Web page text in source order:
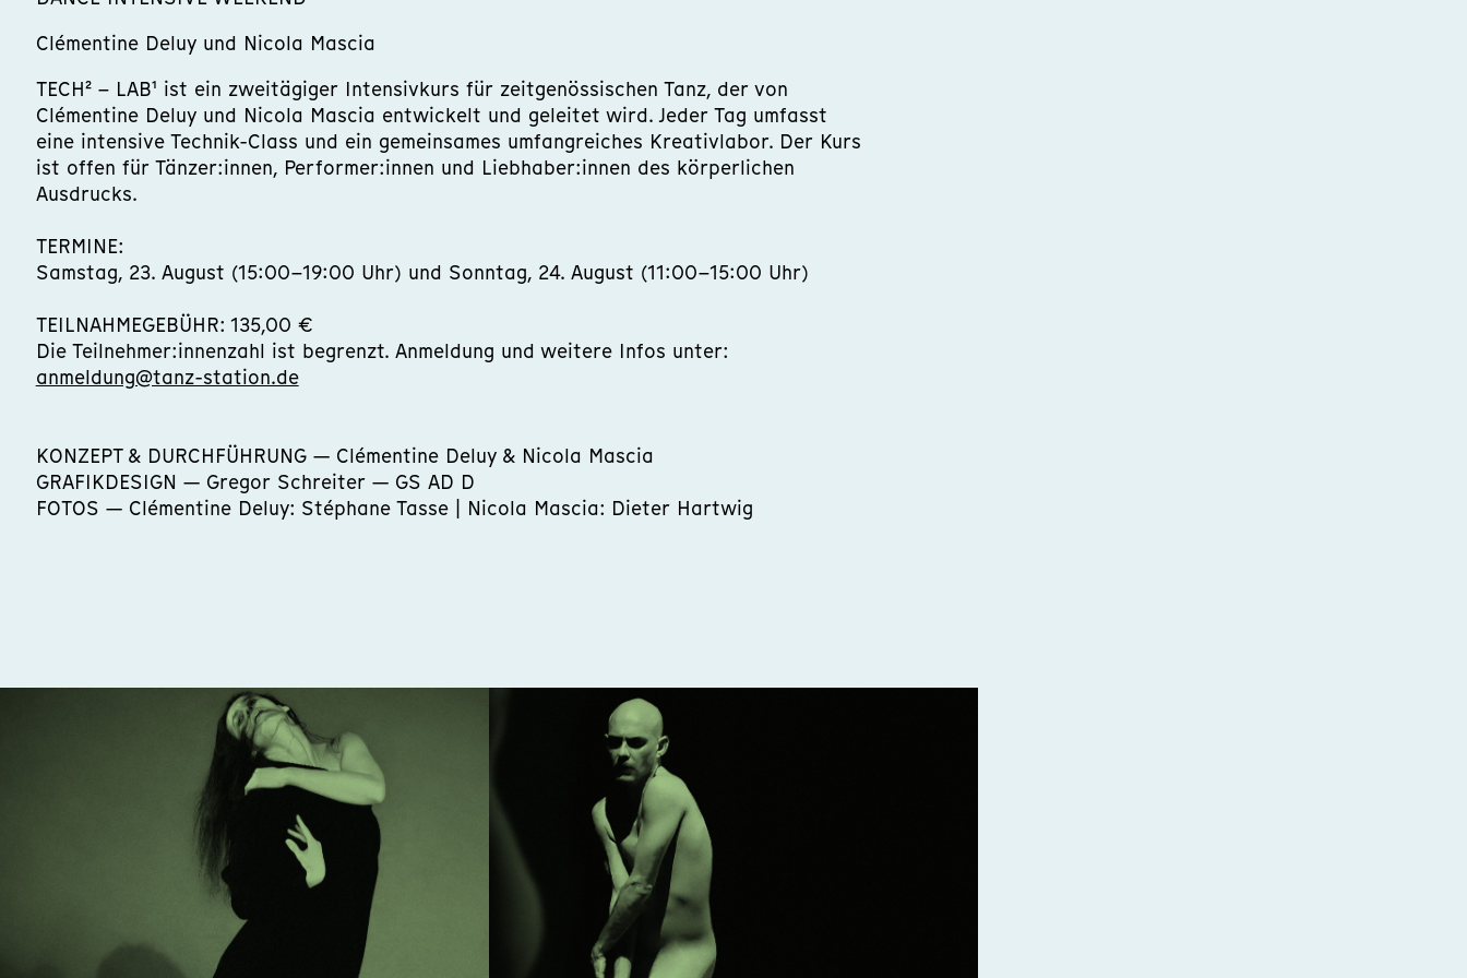
Clémentine Deluy und Nicola Mascia
TECH² – LAB¹ ist ein zweitägiger Intensivkurs für zeitgenössischen Tanz, der von
Clémentine Deluy und Nicola Mascia entwickelt und geleitet wird. Jeder Tag umfasst
eine intensive Technik-Class und ein gemeinsames umfangreiches Kreativlabor. Der Kurs
ist offen für Tänzer:innen, Performer:innen und Liebhaber:innen des körperlichen
Ausdrucks.
TERMINE:
Samstag, 23. August (15:00–19:00 Uhr) und Sonntag, 24. August (11:00–15:00 Uhr)
TEILNAHMEGEBÜHR: 135,00 €
Die Teilnehmer:innenzahl ist begrenzt. Anmeldung und weitere Infos unter:
anmeldung@tanz-station.de
KONZEPT & DURCHFÜHRUNG — Clémentine Deluy & Nicola Mascia
GRAFIKDESIGN — Gregor Schreiter — GS AD D
FOTOS — Clémentine Deluy: Stéphane Tasse | Nicola Mascia: Dieter Hartwig